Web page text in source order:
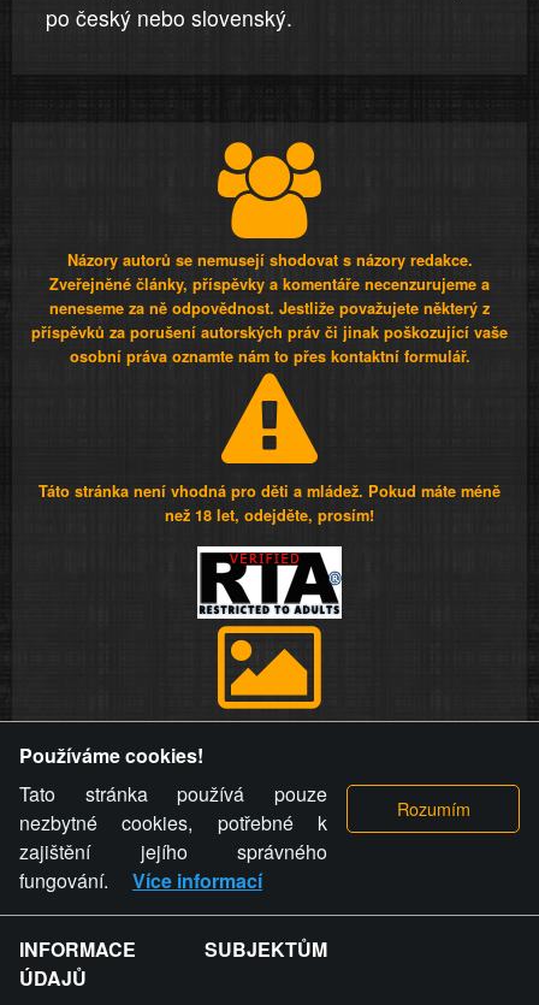
po český nebo slovenský.
Názory autorů se nemusejí shodovat s názory redakce.
Zveřejněné články, příspěvky a komentáře necenzurujeme a
neneseme za ně odpovědnost. Jestliže považujete některý z
příspěvků za porušení autorských práv či jinak poškozující vaše
osobní práva oznamte nám to přes kontaktní formulář.
Táto stránka není vhodná pro děti a mládež. Pokud máte méně
než 18 let, odejděte, prosím!
videa a komentáře. Osoba, které se toto opatření provozovatele
stránky týče, ani osoba, která umístila fotografii nebo video na
stránku, nemůže z důvodu odstranění fotografie, videa nebo
komentáře pro výše uvedenou okolnost uplatnit vůči
provozovateli stránky žádný nárok na náhradu škody nebo
nemajetkové újmy.
ZVRÁCENÝ.CZ - Svět není zvrácenej. To jen
Používáme cookies!
Tato stránka používá pouze
nezbytné cookies, potřebné k
zajištění jejího správného
fungování.
Více informací
INFORMACE SUBJEKTŮM
ÚDAJŮ